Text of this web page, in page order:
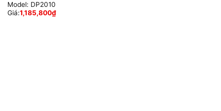
Model: DP2010
Giá:1,185,800₫